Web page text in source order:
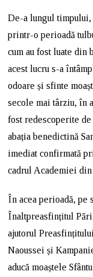
De-a lungul
printr-o perioadă
cum au fost luate din
acest lucru s-a
odoare și sfinte
secole mai târziu, în
fost redescoperite
abația benedictină
imediat confirmată
cadrul Academiei din
În acea perioadă,
Înaltpreasfințitul
ajutorul
Naoussei și
aducă moaștele